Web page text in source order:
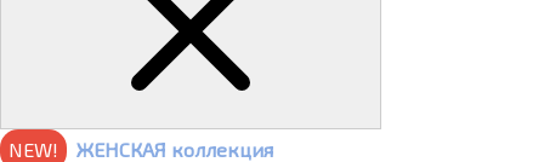
NEW!
ЖЕНСКАЯ коллекция